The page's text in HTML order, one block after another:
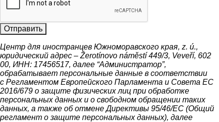
Отправить
Центр для иностранцев Южноморавского края, z. ú.,
юридический адрес –Žerotínovo náměstí 449/3, Veveří, 602
00, ИНН: 17456517, далее “Администратор”,
обрабатывает персональные данные в соответствии
с Регламентом Европейского Парламента и Совета ЕС
2016/679 о защите физических лиц при обработке
персональных данных и о свободном обращении таких
данных, а также об отмене Директивы 95/46/ЕС (Общий
регламент о защите персональных данных), далее